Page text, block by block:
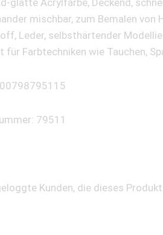
glatte Acrylfarbe, Deckend,
mischbar, zum Bemalen von
Leder, selbsthärtender
für Farbtechniken wie Tauchen,
79511
Kunden, die dieses